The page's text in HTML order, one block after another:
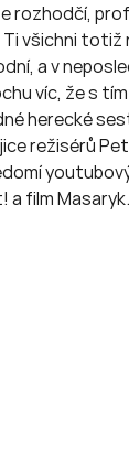
rozhodčí,
všichni totiž
a v
víc, že s
herecké
režisérů
a film Masaryk.